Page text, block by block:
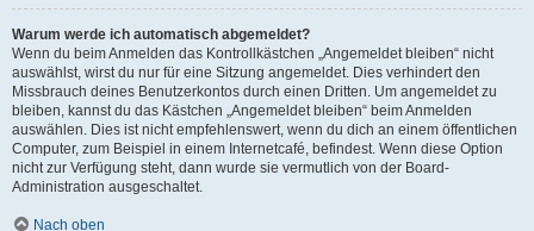
Warum werde ich automatisch abgemeldet?
Wenn du beim Anmelden das Kontrollkästchen „Angemeldet bleiben“ nicht
auswählst, wirst du nur für eine Sitzung angemeldet. Dies verhindert den
Missbrauch deines Benutzerkontos durch einen Dritten. Um angemeldet zu
bleiben, kannst du das Kästchen „Angemeldet bleiben“ beim Anmelden
auswählen. Dies ist nicht empfehlenswert, wenn du dich an einem öffentlichen
Computer, zum Beispiel in einem Internetcafé, befindest. Wenn diese Option
nicht zur Verfügung steht, dann wurde sie vermutlich von der Board-
Administration ausgeschaltet.
Nach oben